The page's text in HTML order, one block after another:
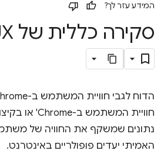
המידע עזר לך?
סקירה כללית של Cr
האמיתי יעדים פופולריים באינטרנט.